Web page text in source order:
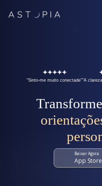
“Sinto-me muito conectade”“A
Baixar Agora
App Store